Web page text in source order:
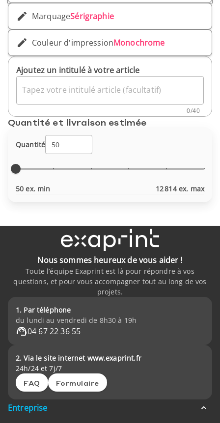
MarquageSérigraphie
Couleur d'impressionMonochrome
Ajoutez un intitulé à votre article
Tapez votre intitulé article (facultatif)
0/40
Quantité et livraison estimée
Quantité
50 ex. min 12 814 ex. max
Nous sommes heureux de vous aider !
Toute l’équipe Exaprint est là pour répondre à vos
questions, et pour vous accompagner tout au long de vos
projets.
1. Par téléphone
du lundi au vendredi de 8h30 à 19h
04 67 22 36 55
2. Via le site internet www.exaprint.fr
24h/24 et 7j/7
FAQ Formulaire
Entreprise